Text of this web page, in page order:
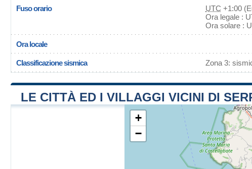
Fuso orario UTC +1:00
Ora legale :
Ora solare :
Ora locale
Classificazione sismica Zona 3:
LE CITTÀ ED I VILLAGGI VICINI DI
+
−